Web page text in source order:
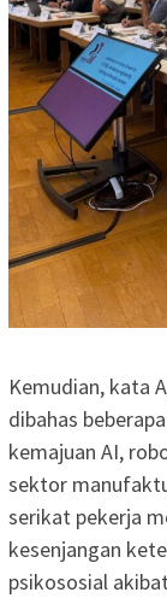
Kemudian, kata
dibahas
kemajuan AI,
sektor
serikat pekerja
kesenjangan
psikososial